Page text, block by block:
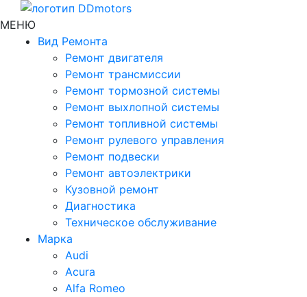
МЕНЮ
Вид Ремонта
Ремонт двигателя
Ремонт трансмиссии
Ремонт тормозной системы
Ремонт выхлопной системы
Ремонт топливной системы
Ремонт рулевого управления
Ремонт подвески
Ремонт автоэлектрики
Кузовной ремонт
Диагностика
Техническое обслуживание
Марка
Audi
Acura
Alfa Romeo